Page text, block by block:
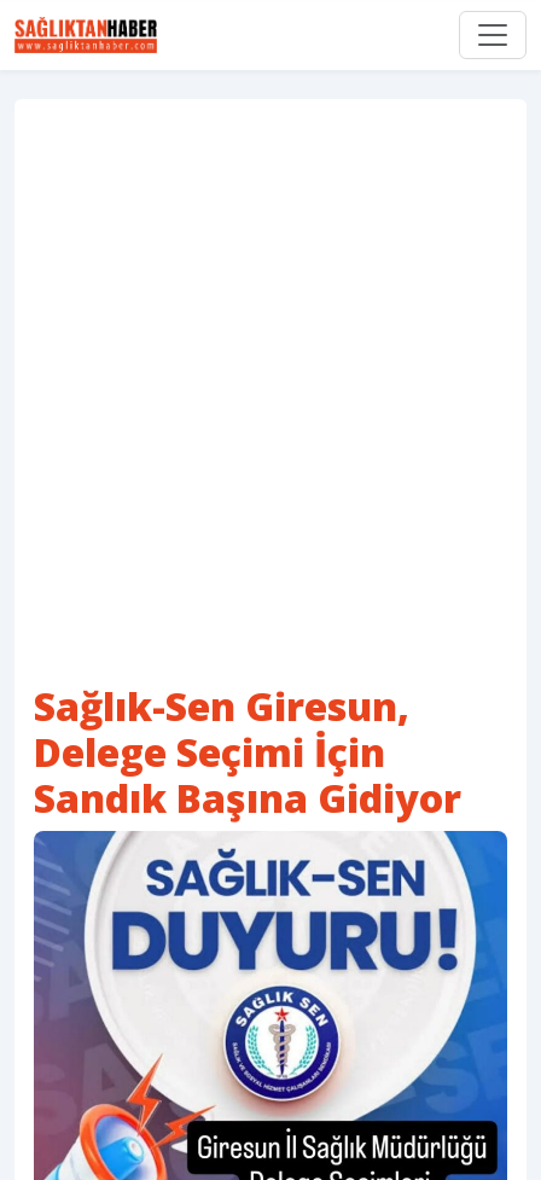
Sağlık-Sen Giresun,
Delege Seçimi İçin
Sandık Başına Gidiyor